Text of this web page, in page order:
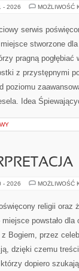
MOŻLIWOŚĆ
Mediaknorr.pl
z myślą o
rozwiązań w
gotować
domowych
klasyczne
Polecamy
I TORTY
- 2026 MOŻLIWOŚĆ
Śpiewające
światu